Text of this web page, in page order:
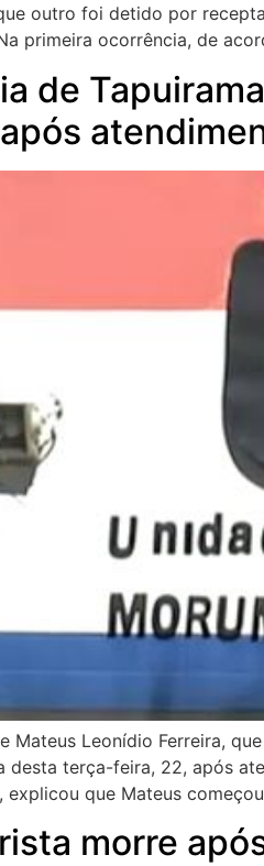
outro foi detido por
primeira ocorrência, de
de
Mateus Leonídio Ferreira,
desta terça-feira, 22, após
explicou que Mateus
morre